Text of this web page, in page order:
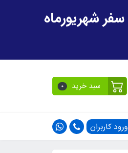
سبد خرید 0
ورود کاربران